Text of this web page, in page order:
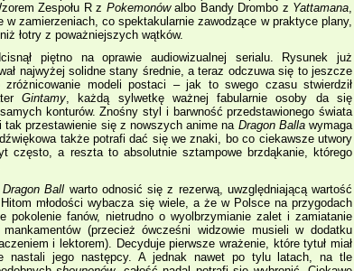
Zespołu R z Pokemonówalbo Bandy Drombo z Yattamana
w zamierzeniach, co spektakularnie zawodzące w praktyce plany,
łotry z poważniejszych wątków.
piętno na oprawie audiowizualnej serialu. Rysunek już
najwyżej solidne stany średnie, a teraz odczuwa się to jeszcze
modeli postaci – jak to swego czasu stwierdził
Gintamy, każdą sylwetkę ważnej fabularnie osoby da się
konturów. Znośny styl i barwność przedstawionego świata
przestawienie się z nowszych anime na Dragon Ballawymaga
także potrafi dać się we znaki, bo co ciekawsze utwory
często, a reszta to absolutnie sztampowe brzdąkanie, którego
Dragon Ball warto odnosić się z rezerwą, uwzględniającą wartość
młodości wybacza się wiele, a że w Polsce na przygodach
pokolenie fanów, nietrudno o wyolbrzymianie zalet i zamiatanie
(przecież ówcześni widzowie musieli w dodatku
i lektorem). Decyduje pierwsze wrażenie, które tytuł miał
nastali jego następcy. A jednak nawet po tylu latach, na tle